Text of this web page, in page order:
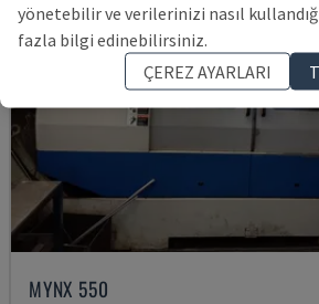
MYNX 550
yönetebilir ve verilerinizi nasıl
fazla bilgi edinebilirsiniz.
ÇEREZ AYARLARI